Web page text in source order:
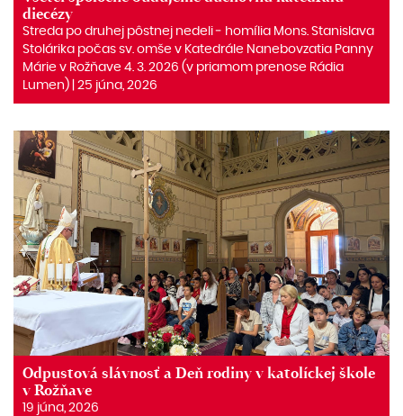
diecézy
Streda po druhej pôstnej nedeli ‒ homília Mons. Stanislava
Stolárika počas sv. omše v Katedrále Nanebovzatia Panny
Márie v Rožňave 4. 3. 2026 (v priamom prenose Rádia
Lumen) | 25 júna, 2026
Odpustová slávnosť a Deň rodiny v katolíckej škole
v Rožňave
19 júna, 2026